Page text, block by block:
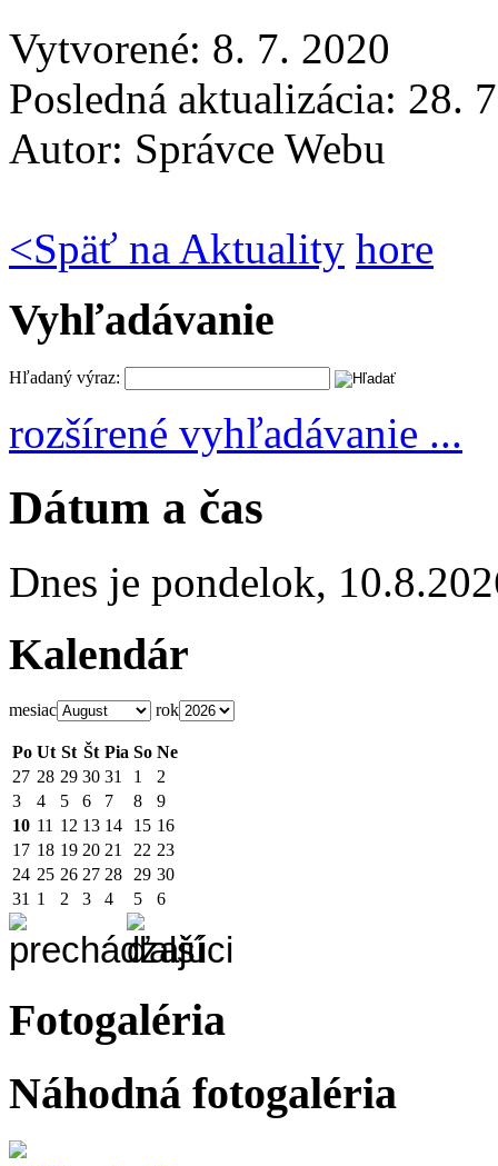
Vytvorené: 8. 7. 2020
Posledná aktualizácia: 28.
Autor: Správce Webu
<Späť na Aktuality hore
Vyhľadávanie
Hľadaný výraz:
rozšírené vyhľadávanie ...
Dátum a čas
Dnes je pondelok,
Kalendár
mesiac rok
Po Ut St Št Pia So Ne
27 28 29 30 31 1
2
3
4 5 6 7 8
9
10 11 12 13 14 15 16
17 18 19 20 21 22 23
24 25 26 27 28 29 30
31 1 2 3 4 5 6
Fotogaléria
Náhodná fotogaléria